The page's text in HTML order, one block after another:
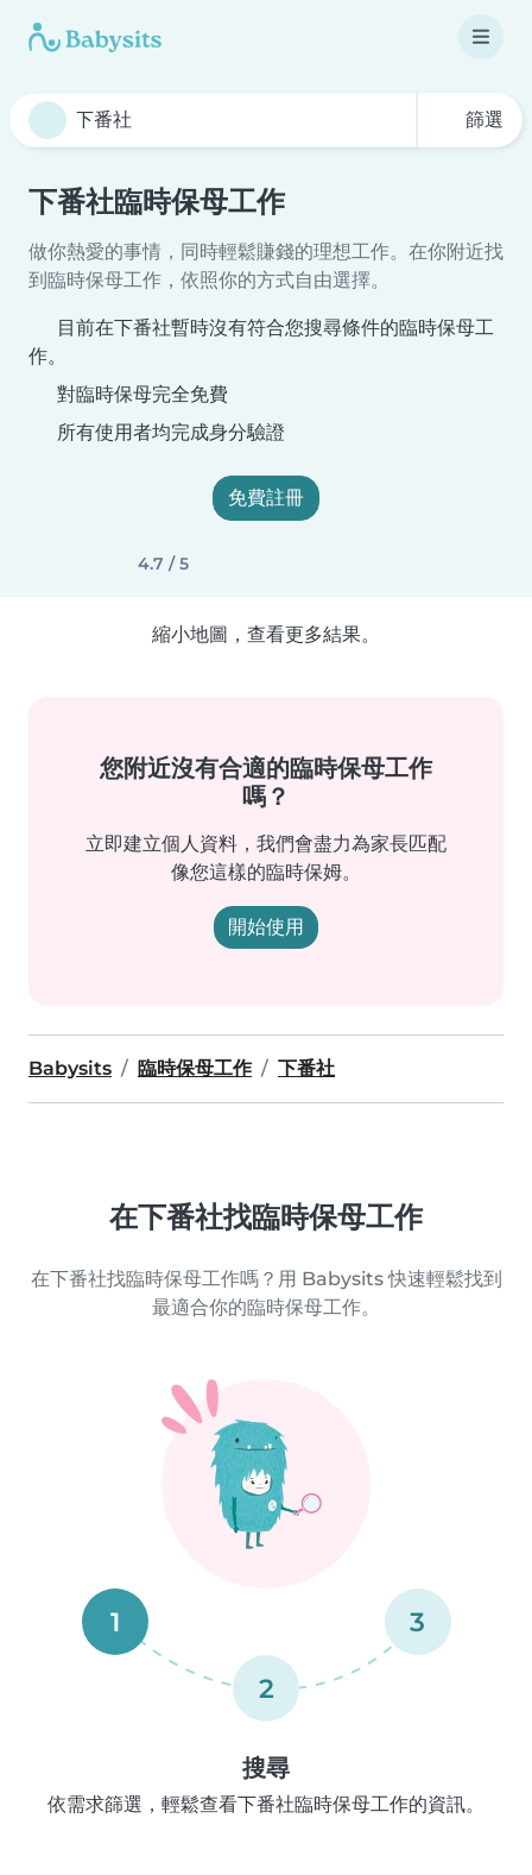
篩選
下番社臨時保母工作
做你熱愛的事情，同時輕鬆賺錢的理想工作。在你附近找
到臨時保母工作，依照你的方式自由選擇。
目前在下番社暫時沒有符合您搜尋條件的臨時保母工
作。
對臨時保母完全免費
所有使用者均完成身分驗證
免費註冊
4.7 / 5
縮小地圖，查看更多結果。
您附近沒有合適的臨時保母工作
嗎？
立即建立個人資料，我們會盡力為家長匹配
像您這樣的臨時保姆。
開始使用
Babysits 臨時保母工作 下番社
在下番社找臨時保母工作
在下番社找臨時保母工作嗎？用 Babysits 快速輕鬆找到
最適合你的臨時保母工作。
1
2
3
搜尋
依需求篩選，輕鬆查看下番社臨時保母工作的資訊。